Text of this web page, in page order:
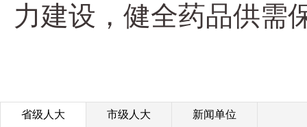
力建设，健全药品供需
省级人大 市级人大 新闻单位